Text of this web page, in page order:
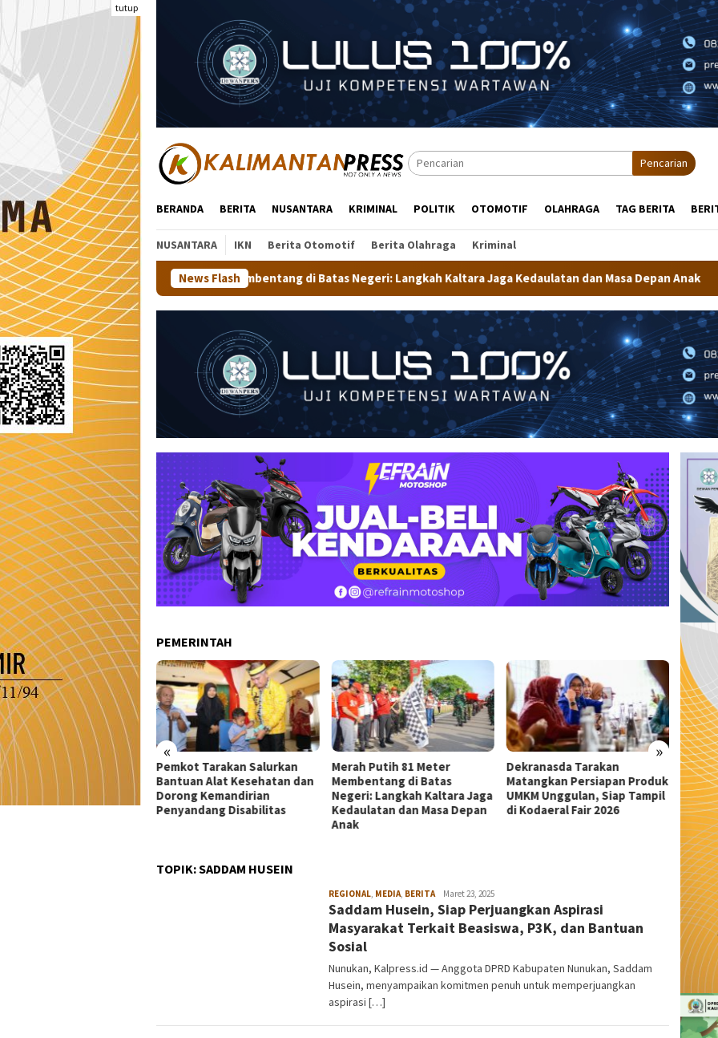
tutup
Pencarian
BERANDA BERITA NUSANTARA KRIMINAL POLITIK OTOMOTIF OLAHRAGA TAG BERITA
NUSANTARA IKN Berita Otomotif Berita Olahraga Kriminal
News Flash
Putih 81 Meter Membentang di Batas Negeri: Langkah Kaltara Jaga Kedaulatan dan Masa Depan Anak Dekranasda
PEMERINTAH
« »
Tarakan Salurkan
Alat Kesehatan dan
Kemandirian
Disabilitas
Merah Putih 81 Meter
Membentang di Batas
Negeri: Langkah Kaltara Jaga
Kedaulatan dan Masa Depan
Dekranasda Tarakan
Matangkan Persiapan Produk
UMKM Unggulan, Siap Tampil
di Kodaeral Fair 2026
Wali Kota Tarakan Apresiasi
Beasiswa PIP Aspirasi Deddy
Sitorus untuk 209 Siswa
TOPIK:SADDAM HUSEIN
REGIONAL MEDIA BERITA admin
Maret 23, 2025
Saddam Husein, Siap Perjuangkan Aspirasi
Masyarakat Terkait Beasiswa, P3K, dan Bantuan
Sosial
Nunukan, Kalpress.id — Anggota DPRD Kabupaten Nunukan, Saddam
Husein, menyampaikan komitmen penuh untuk memperjuangkan
aspirasi […]